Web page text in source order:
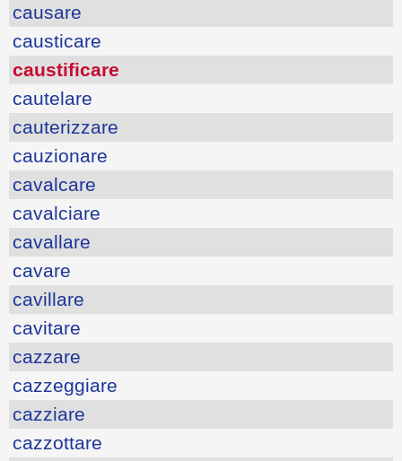
causare
causticare
caustificare
cautelare
cauterizzare
cauzionare
cavalcare
cavalciare
cavallare
cavare
cavillare
cavitare
cazzare
cazzeggiare
cazziare
cazzottare